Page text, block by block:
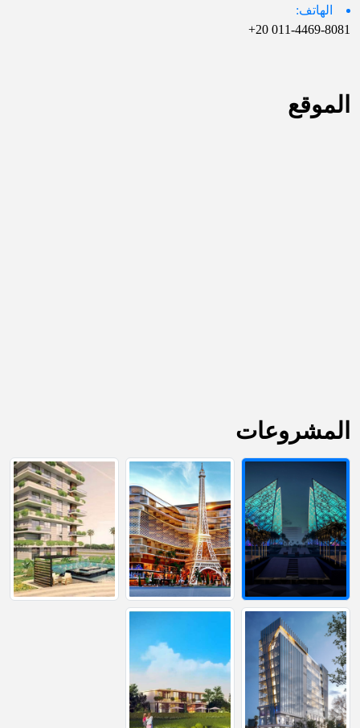
الهاتف:
011-4469-8081 20+
الموقع
المشروعات